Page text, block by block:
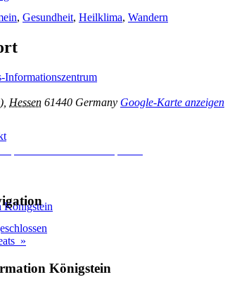
Königstein
, Gesundheit, Heilklima, Wandern
Informationszentrum
Hessen 61440 Germany Google-Karte anzeigen
»
Königstein